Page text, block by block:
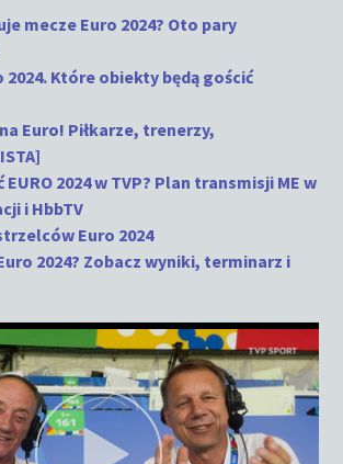
mecze Euro 2024? Oto pary
2024. Które obiekty będą gościć
Euro! Piłkarze, trenerzy,
2024 w TVP? Plan transmisji ME w
i HbbTV
Euro 2024
2024? Zobacz wyniki, terminarz i